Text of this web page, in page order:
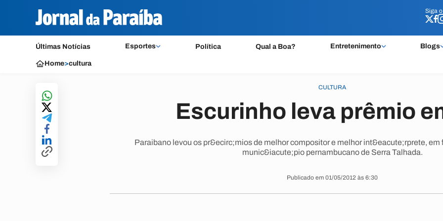
Siga o
Últimas Notícias Esportes Política Qual a Boa? Entretenimento Blogs
Siga o
Home>cultura
CULTURA
Escurinho leva prêmio
Paraibano levou os pr&ecirc;mios de melhor compositor e melhor int&eacute;rprete, em
munic&iacute;pio pernambucano de Serra Talhada.
Publicado em 01/05/2012 às 6:30